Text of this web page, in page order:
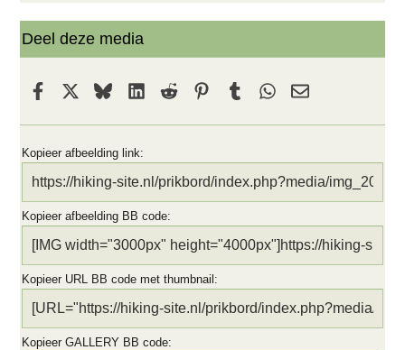
Deel deze media
Facebook BlueskyLinkedInReddit PinterestTumblr WhatsApp
E-mail
Kopieer afbeelding link
Kopieer afbeelding BB code
Kopieer URL BB code met thumbnail
Kopieer GALLERY BB code